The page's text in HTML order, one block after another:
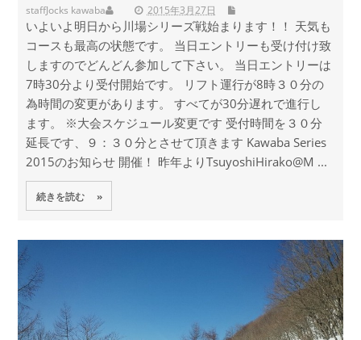
staff 2015年3月27日
Jocks kawaba
いよいよ明日から川場シリーズ戦始まります！！ 天気も
コースも最高の状態です。 当日エントリーも受け付け致
しますのでどんどん参加して下さい。 当日エントリーは
7時30分より受付開始です。 リフト運行が8時３０分の
為時間の変更があります。 すべてが30分遅れで進行し
ます。 ※大会スケジュール変更です 受付時間を３０分
延長です、９：３０分とさせて頂きます Kawaba Series
2015のお知らせ 開催！ 昨年よりTsuyoshiHirako@M ...
続きを読む »